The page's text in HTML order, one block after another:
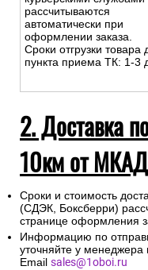
рассчитываются
автоматически при
оформлении заказа.
Сроки отгрузки товара
пункта приема ТК: 1-3
2. Доставка
10км от
Сроки и стоимость
(СДЭК, Боксберри)
странице оформления
Информацию по
уточняйте у
Email sales@1oboi.ru